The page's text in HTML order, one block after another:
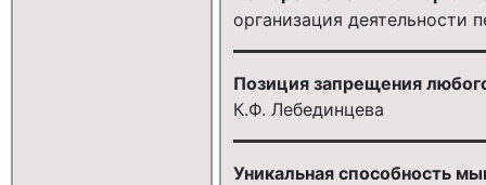
организация деятельности
Позиция запрещения
К.Ф. Лебединцева
Уникальная способность